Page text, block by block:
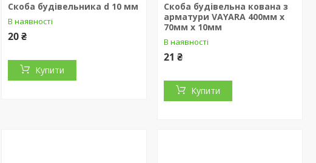
Скоба будівельника d 10 мм
В наявності
20 ₴
Купити
Скоба будівельна кована з
арматури VAYARA 400мм х
70мм х 10мм
В наявності
21 ₴
Купити